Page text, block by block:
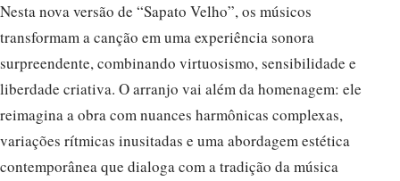
Nesta nova versão de “Sapato Velho”, os músicos
transformam a canção em uma experiência sonora
surpreendente, combinando virtuosismo, sensibilidade e
liberdade criativa. O arranjo vai além da homenagem: ele
reimagina a obra com nuances harmônicas complexas,
variações rítmicas inusitadas e uma abordagem estética
contemporânea que dialoga com a tradição da música